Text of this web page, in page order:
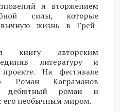
и вторжением
силы, которые
жизнь в Грей-
книгу авторским
литературу и
На фестивале
Роман Каграманов
дебютный роман и
его необычным миром.